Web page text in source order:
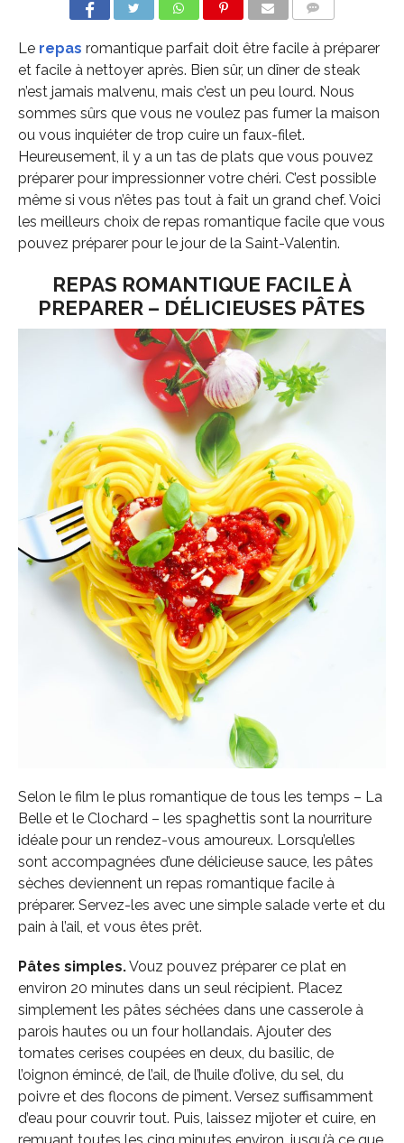
Le repas romantique parfait doit être facile à préparer
et facile à nettoyer après. Bien sûr, un dîner de steak
n’est jamais malvenu, mais c’est un peu lourd. Nous
sommes sûrs que vous ne voulez pas fumer la maison
ou vous inquiéter de trop cuire un faux-filet.
Heureusement, il y a un tas de plats que vous pouvez
préparer pour impressionner votre chéri. C’est possible
même si vous n’êtes pas tout à fait un grand chef. Voici
les meilleurs choix de repas romantique facile que vous
pouvez préparer pour le jour de la Saint-Valentin.
REPAS ROMANTIQUE FACILE À
PREPARER – DÉLICIEUSES PÂTES
Selon le film le plus romantique de tous les temps – La
Belle et le Clochard – les spaghettis sont la nourriture
idéale pour un rendez-vous amoureux. Lorsqu’elles
sont accompagnées d’une délicieuse sauce, les pâtes
sèches deviennent un repas romantique facile à
préparer. Servez-les avec une simple salade verte et du
pain à l’ail, et vous êtes prêt.
Pâtes simples.Vouz pouvez préparer ce plat en
environ 20 minutes dans un seul récipient. Placez
simplement les pâtes séchées dans une casserole à
parois hautes ou un four hollandais. Ajouter des
tomates cerises coupées en deux, du basilic, de
l’oignon émincé, de l’ail, de l’huile d’olive, du sel, du
poivre et des flocons de piment. Versez suffisamment
d’eau pour couvrir tout. Puis, laissez mijoter et cuire, en